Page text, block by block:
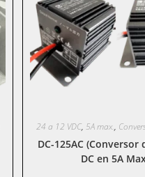
24 a 12 VDC, 5A max.,
DC-125AC (Conversor
DC en 5A